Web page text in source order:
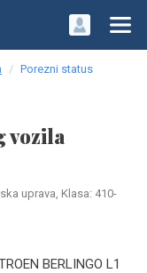
Porezni status
vozila
uprava, Klasa: 410-
BERLINGO L1